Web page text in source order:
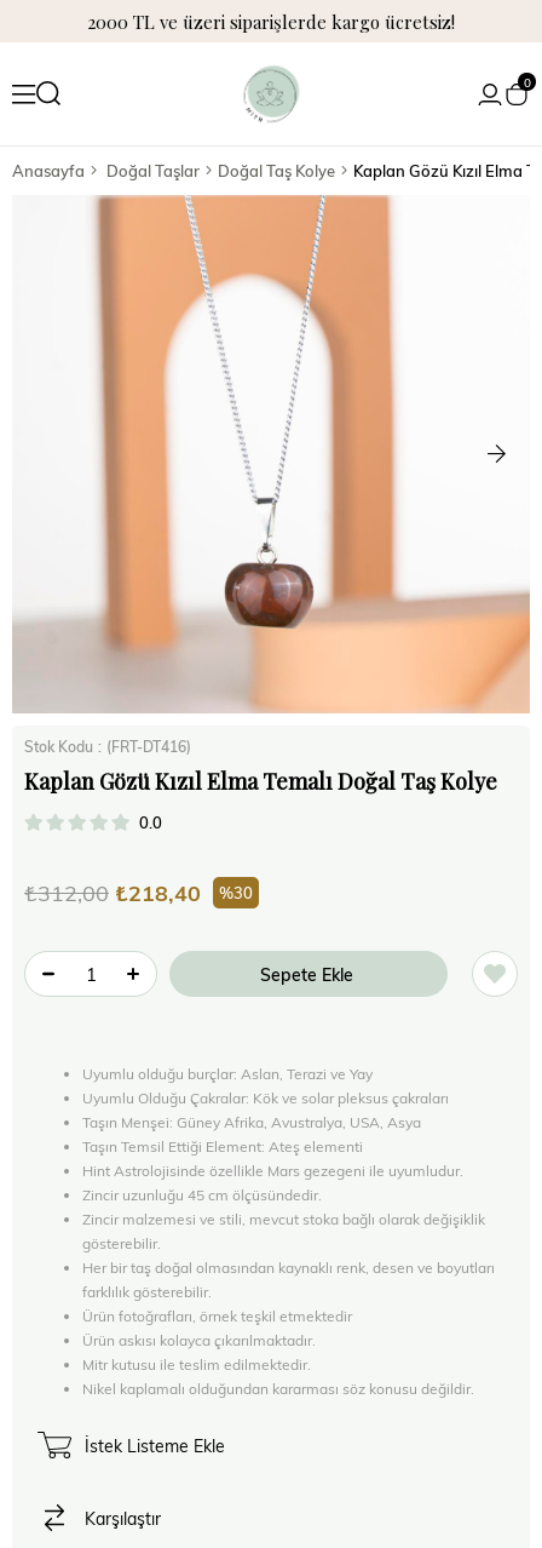
2000 TL ve üzeri siparişlerde kargo ücretsiz!
0
Anasayfa Doğal Taşlar Doğal Taş Kolye Kaplan Gözü Kızıl Elma
Stok Kodu (FRT-DT416)
Kaplan Gözü Kızıl Elma Temalı Doğal Taş Kolye
0.0
₺312,00 ₺218,40 30
Uyumlu olduğu burçlar: Aslan, Terazi ve Yay
Uyumlu Olduğu Çakralar: Kök ve solar pleksus çakraları
Taşın Menşei: Güney Afrika, Avustralya, USA, Asya
Taşın Temsil Ettiği Element: Ateş elementi
Hint Astrolojisinde özellikle Mars gezegeni ile uyumludur.
Zincir uzunluğu 45 cm ölçüsündedir.
Zincir malzemesi ve stili, mevcut stoka bağlı olarak değişiklik
gösterebilir.
Her bir taş doğal olmasından kaynaklı renk, desen ve boyutları
farklılık gösterebilir.
Ürün fotoğrafları, örnek teşkil etmektedir
Ürün askısı kolayca çıkarılmaktadır.
Mitr kutusu ile teslim edilmektedir.
Nikel kaplamalı olduğundan kararması söz konusu değildir.
İstek Listeme Ekle
Karşılaştır